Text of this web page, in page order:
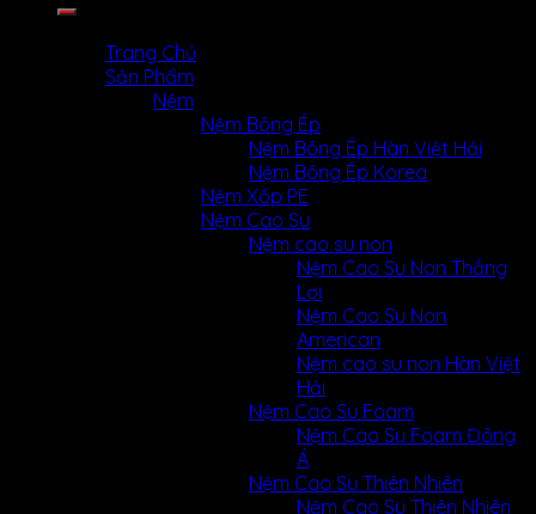
Trang Chủ
Sản Phẩm
Nệm
Nệm Bông Ép
Nệm Bông Ép Hàn Việt Hải
Nệm Bông Ép Korea
Nệm Xốp PE
Nệm Cao Su
Nệm cao su non
Nệm Cao Su Non Thắng
Lợi
Nệm Cao Su Non
American
Nệm cao su non Hàn Việt
Hải
Nệm Cao Su Foam
Nệm Cao Su Foam Đông
Á
Nệm Cao Su Thiên Nhiên
Nệm Cao Su Thiên Nhiên